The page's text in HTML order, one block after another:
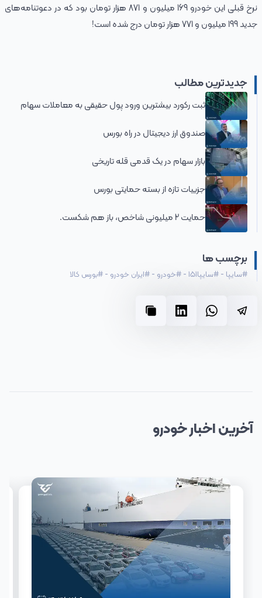
نرخ قبلی این خودرو 169 میلیون و 871 هزار تومان بود که در دعوتنامه‌های
جدید 199 میلیون و 771 هزار تومان درج شده است!
جدیدترین مطالب
ثبت رکورد بیشترین ورود پول حقیقی به معاملات سهام
صندوق ارز دیجیتال در راه بورس
بازار سهام در یک قدمی قله تاریخی
جزییات تازه از بسته حمایتی بورس
حمایت 2 میلیونی شاخص، باز هم شکست.
برچسب ها
#سایپا -
#سایپا151 -
#خودرو -
#ایران خودرو -
#بورس کالا
آخریناخبارخودرو